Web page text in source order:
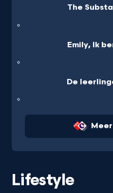
The
Emily, Ik
De
Lifestyle